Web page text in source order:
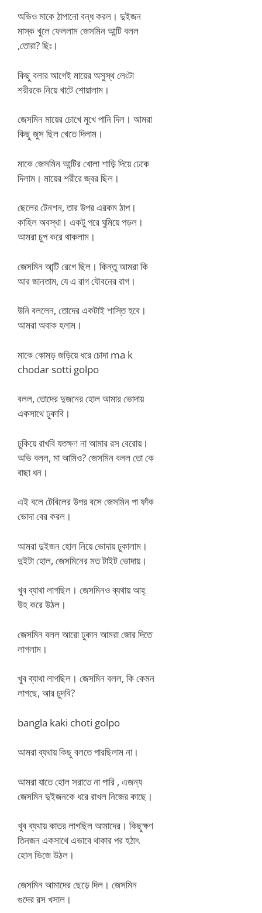
অভিও মাকে ঠাপানো বন্ধ করল। দুইজন
মাস্ক খুলে ফেললাম জেসমিন আন্টি বলল
,তোরা? ছিঃ।
কিছু বলার আগেই মায়ের অসুস্থ লেংটা
শরীরকে নিয়ে খাটে শোয়ালাম।
জেসমিন মায়ের চোখে মুখে পানি দিল। আমরা
কিছু জুস ছিল খেতে দিলাম।
মাকে জেসমিন আন্টির খোলা শাড়ি দিয়ে ঢেকে
দিলাম। মায়ের শরীরে জ্বর ছিল।
ছেলের টেনশন, তার উপর এরকম ঠাপ।
কাহিল অবস্থা। একটু পরে ঘুমিয়ে পড়ল।
আমরা চুপ করে থাকলাম।
জেসমিন আন্টি রেগে ছিল। কিন্তু আমরা কি
আর জানতাম, যে এ রাগ যৌবনের রাগ।
উনি বললেন, তোদের একটাই শাস্তি হবে।
আমরা অবাক হলাম।
মাকে কোমড় জড়িয়ে ধরে চোদা ma k
chodar sotti golpo
বলল, তোদের দুজনের হোল আমার ভোদায়
একসাথে ঢুকাবি।
ঢুকিয়ে রাখবি যতক্ষণ না আমার রস বেরোয়।
অভি বলল, মা আমিও? জেসমিন বলল তো কে
বাছা ধন।
এই বলে টেবিলের উপর বসে জেসমিন পা ফাঁক
ভোদা বের করল।
আমরা দুইজন হোল নিয়ে ভোদায় ঢুকালাম।
দুইটা হোল, জেসমিনের মত টাইট ভোদায়।
খুব ব্যাথা লাগছিল। জেসমিনও ব্যথায় আহ্
উহ করে উঠল।
জেসমিন বলল আরো ঢুকান আমরা জোর দিতে
লাগলাম।
খুব ব্যাথা লাগছিল। জেসমিন বলল, কি কেমন
লাগছে, আর চুদবি?
bangla kaki choti golpo
আমরা ব্যথায় কিছু বলতে পারছিলাম না।
আমরা যাতে হোল সরাতে না পারি , এজন্য
জেসমিন দুইজনকে ধরে রাখল নিজের কাছে।
খুব ব্যথায় কাতর লাগছিল আমাদের। কিছুক্ষণ
তিনজন একসাথে এভাবে থাকার পর হঠাৎ
হোল ভিজে উঠল।
জেসমিন আমাদের ছেড়ে দিল। জেসমিন
গুদের রস খসাল।